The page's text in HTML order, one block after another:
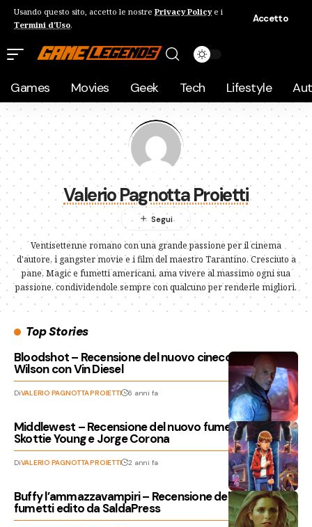
Usando questo sito, accetto le nostre Privacy Policye i
Termini d'Uso.
Accetto
Games Movies Geek Tech Lifestyle
Valerio Pagnotta Proietti
Ventisettenne romano con una grande passione per il cinema
d'autore, i gangster movie e i film del maestro Tarantino. Cresciuto a
pane, Magic e fumetti americani, ama vivere al massimo ogni sua
passione, condividendole sempre con qualcuno per renderle migliori.
Top Stories
Bloodshot – Recensione del nuovo cinecomic di Dave
Wilson con Vin Diesel
DiVALERIO PAGNOTTA PROIETTI 6 anni fa
Middlewest – Recensione del nuovo fumetto di
Skottie Young e Jorge Corona
DiVALERIO PAGNOTTA PROIETTI 2 anni fa
Buffy l’ammazzavampiri – Recensione del reboot a
fumetti edito da SaldaPress